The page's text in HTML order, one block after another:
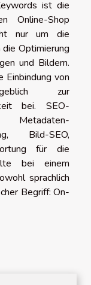
ist die
Online-Shop
nur um die
die Optimierung
und Bildern.
Einbindung von
zur
bei. SEO-
Metadaten-
Bild-SEO,
für die
bei einem
sprachlich
Begriff: On-